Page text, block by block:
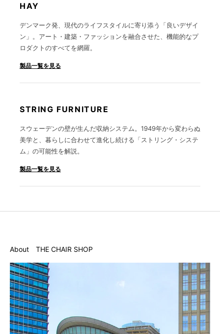
HAY
デンマーク発、現代のライフスタイルに寄り添う「良いデザイ
ン」。アート・建築・ファッションを融合させた、機能的なプ
ロダクトのすべてを網羅。
製品一覧を見る
STRING FURNITURE
スウェーデンの壁が生んだ収納システム。1949年から変わらぬ
美学と、暮らしに合わせて進化し続ける「ストリング・システ
ム」の可能性を解説。
製品一覧を見る
About THE CHAIR SHOP